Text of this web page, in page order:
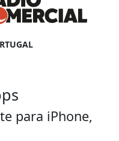
para iPhone,